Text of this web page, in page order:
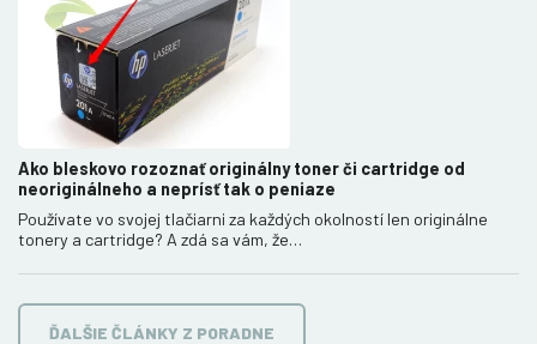
Ako bleskovo rozoznať originálny toner či cartridge od
neoriginálneho a neprísť tak o peniaze
Používate vo svojej tlačiarni za každých okolností len originálne
tonery a cartridge? A zdá sa vám, že…
ĎALŠIE ČLÁNKY Z PORADNE